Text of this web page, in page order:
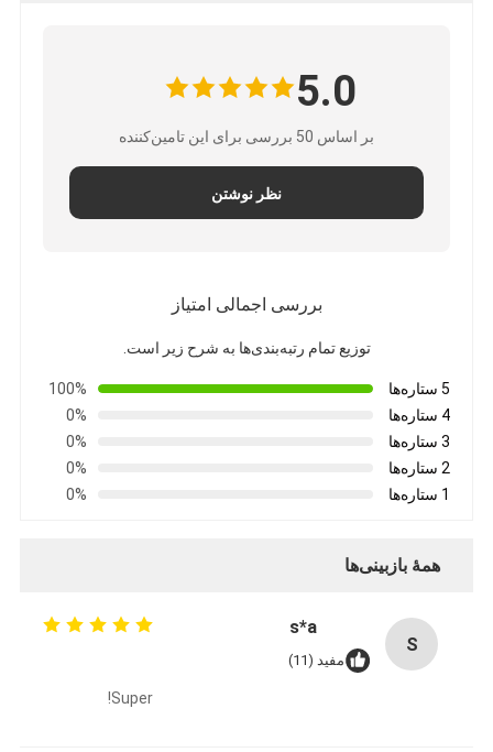
5.0
بر اساس 50 بررسی برای این تامین‌کننده
نظر نوشتن
بررسی اجمالی امتیاز
توزیع تمام رتبه‌بندی‌ها به شرح زیر است.
5 ستاره‌ها
100%
4 ستاره‌ها
0%
3 ستاره‌ها
0%
2 ستاره‌ها
0%
1 ستاره‌ها
0%
همهٔ بازبینی‌ها
S
s*a
مفید (11)
Super!